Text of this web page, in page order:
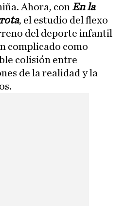
Ahora, con En la
, el estudio del flexo
del deporte infantil
complicado como
colisión entre
de la realidad y la